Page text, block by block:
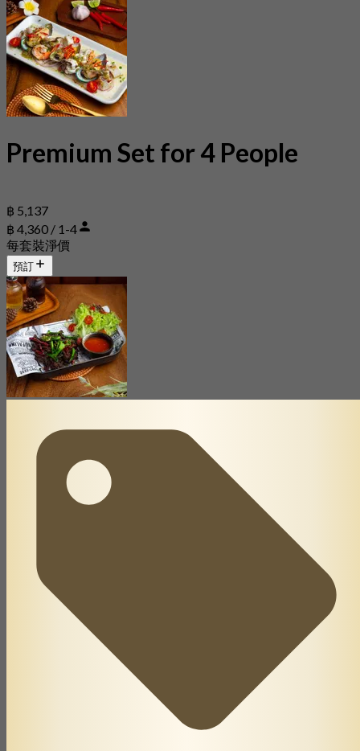
Premium Set for 4 People
฿ 5,137
฿ 4,360 / 1-4
每套裝淨價
預訂